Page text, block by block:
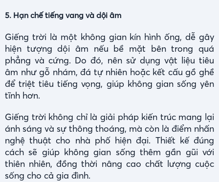
5. Hạn chế tiếng vang và dội âm
Giếng trời là một không gian kín hình ống, dễ gây
hiện tượng dội âm nếu bề mặt bên trong quá
phẳng và cứng. Do đó, nên sử dụng vật liệu tiêu
âm như gỗ nhám, đá tự nhiên hoặc kết cấu gồ ghề
để triệt tiêu tiếng vọng, giúp không gian sống yên
tĩnh hơn.
Giếng trời không chỉ là giải pháp kiến trúc mang lại
ánh sáng và sự thông thoáng, mà còn là điểm nhấn
nghệ thuật cho nhà phố hiện đại. Thiết kế đúng
cách sẽ giúp không gian sống thêm gần gũi với
thiên nhiên, đồng thời nâng cao chất lượng cuộc
sống cho cả gia đình.